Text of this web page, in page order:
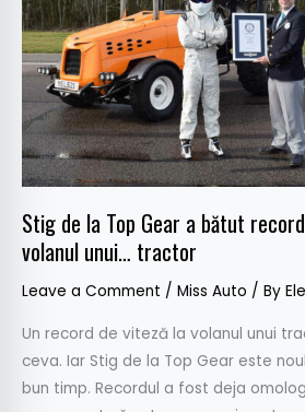
Stig de la Top Gear a bătut
volanul unui… tractor
Leave a Comment / Miss Auto / By
Un record de viteză la volanul unui
ceva. Iar Stig de la Top Gear este
bun timp. Recordul a fost deja
la
Top
Gear
bătut
recordul
de
la
volanul
unui…